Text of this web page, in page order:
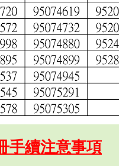
手續注意事項